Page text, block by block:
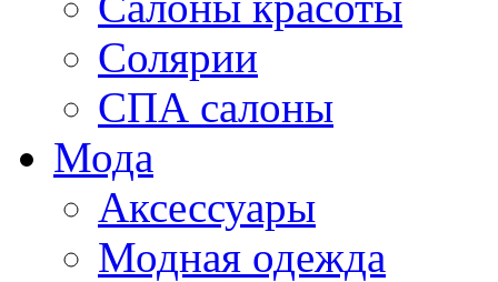
Солярии
СПА салоны
Мода
Аксессуары
Модная одежда